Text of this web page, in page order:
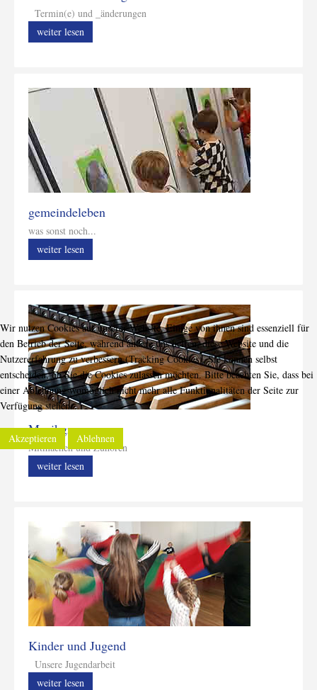
Termin(e) und _änderungen
weiter lesen
gemeindeleben
was sonst noch...
weiter lesen
Musikgruppen
Mitmachen und Zuhören
weiter lesen
Kinder und Jugend
Unsere Jugendarbeit
weiter lesen
Wir nutzen Cookies auf unserer Website. Einige von ihnen sind essenziell für
den Betrieb der Seite, während andere uns helfen, diese Website und die
Nutzererfahrung zu verbessern (Tracking Cookies). Sie können selbst
entscheiden, ob Sie die Cookies zulassen möchten. Bitte beachten Sie, dass bei
einer Ablehnung womöglich nicht mehr alle Funktionalitäten der Seite zur
Verfügung stehen.
Akzeptieren Ablehnen